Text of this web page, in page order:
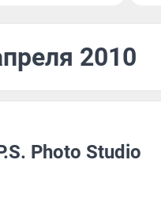
2010
Photo Studio